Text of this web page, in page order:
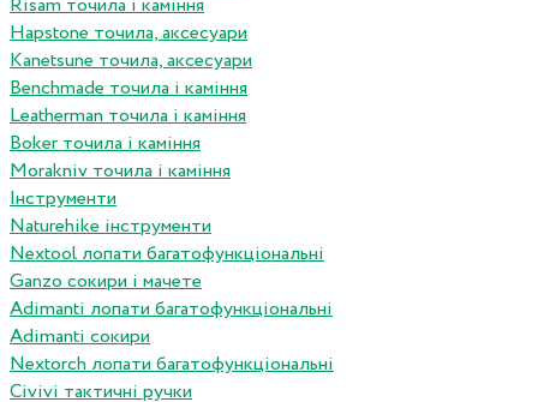
Risam точила і каміння
Hapstone точила, аксесуари
Kanetsune точила, аксесуари
Benchmade точила і каміння
Leatherman точила і каміння
Boker точила і каміння
Morakniv точила і каміння
Інструменти
Naturehike інструменти
Nextool лопати багатофункціональні
Ganzo сокири і мачете
Adimanti лопати багатофункціональні
Adimanti сокири
Nextorch лопати багатофункціональні
Сivivi тактичні ручки